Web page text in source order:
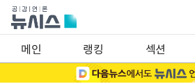
메인 랭킹 섹션